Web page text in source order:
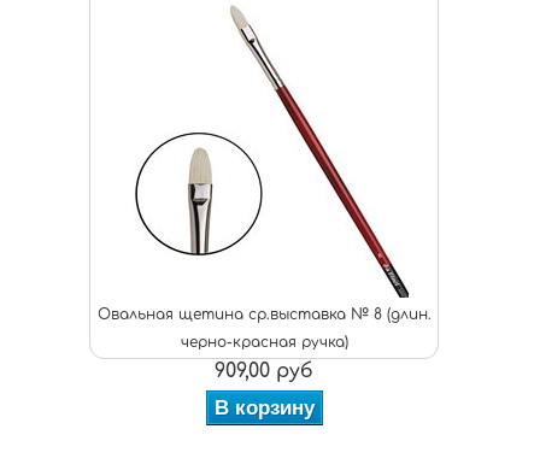
Овальная щетина ср.выставка № 8 (длин.
черно-красная ручка)
909,00 руб
В корзину